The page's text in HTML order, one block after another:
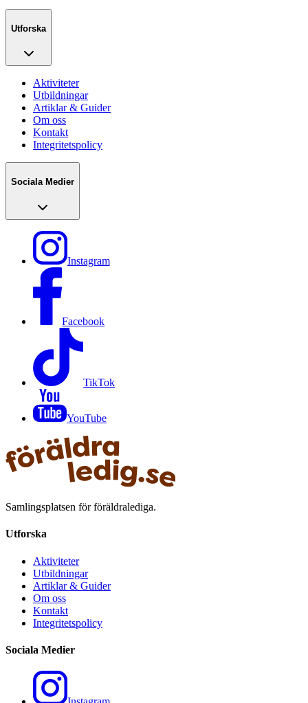
Utforska
Aktiviteter
Utbildningar
Artiklar & Guider
Om oss
Kontakt
Integritetspolicy
Sociala Medier
Instagram
Facebook
TikTok
YouTube
Samlingsplatsen för föräldralediga.
Utforska
Aktiviteter
Utbildningar
Artiklar & Guider
Om oss
Kontakt
Integritetspolicy
Sociala Medier